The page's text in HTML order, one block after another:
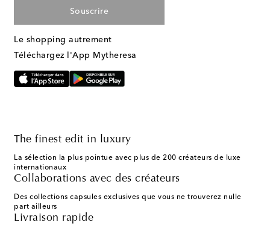
Souscrire
Le shopping autrement
Téléchargez l'App Mytheresa
The finest edit in luxury
La sélection la plus pointue avec plus de 200 créateurs de luxe
internationaux
Collaborations avec des créateurs
Des collections capsules exclusives que vous ne trouverez nulle
part ailleurs
Livraison rapide